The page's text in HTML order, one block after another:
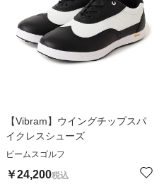
【Vibram】ウイングチップスパ
イクレスシューズ
ビームスゴルフ
￥24,200税込